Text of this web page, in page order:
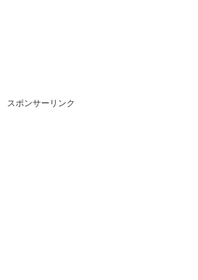
スポンサーリンク